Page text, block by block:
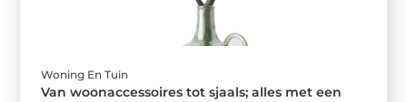
Woning En Tuin
Van woonaccessoires tot sjaals; alles met een